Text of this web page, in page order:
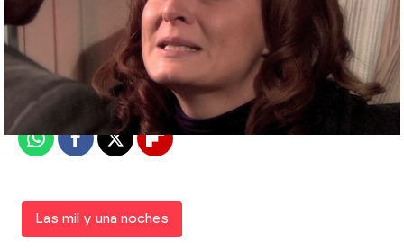
Madrid
Publicado:21 de febrero de 2020, 23:03
WhatsappFacebook
X Flipboard
Las mil y una noches